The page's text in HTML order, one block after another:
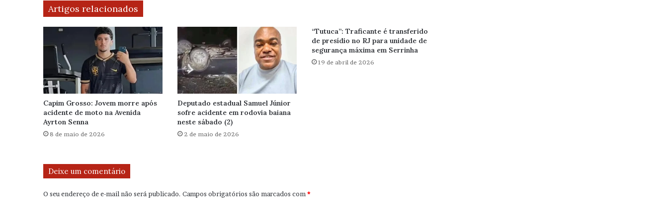
Artigos relacionados
Capim Grosso: Jovem morre após
acidente de moto na Avenida
Ayrton Senna
8 de maio de 2026
Deputado estadual Samuel Júnior
sofre acidente em rodovia baiana
neste sábado (2)
2 de maio de 2026
“Tutuca”: Traficante é transferido
de presídio no RJ para unidade de
segurança máxima em Serrinha
19 de abril de 2026
Deixe um comentário
O seu endereço de e-mail não será publicado. Campos obrigatórios são marcados com*